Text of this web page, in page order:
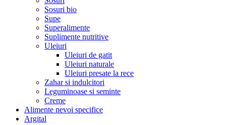
Sosuri bio
Supe
Superalimente
Suplimente nutritive
Uleiuri
Uleiuri de gatit
Uleiuri naturale
Uleiuri presate la rece
Zahar si indulcitori
Leguminoase si seminte
Creme
Alimente nevoi specifice
Argital